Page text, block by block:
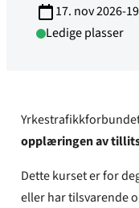
17. nov 2026-
Ledige plasser
opplæringen av
Dette kurset er for
eller har tilsvarende